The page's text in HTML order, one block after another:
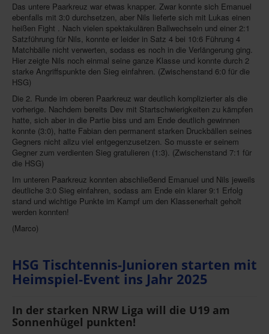
Das untere Paarkreuz war etwas knapper. Zwar konnte sich Emanuel
ebenfalls mit 3:0 durchsetzen, aber Nils lieferte sich mit Lukas einen
heißen Fight . Nach vielen spektakulären Ballwechseln und einer 2:1
Satzführung für Nils, konnte er leider in Satz 4 bei 10:6 Führung 4
Matchbälle nicht verwerten, sodass es noch in die Verlängerung ging.
Hier zeigte Nils noch einmal seine ganze Klasse und konnte durch 2
starke Angriffspunkte den Sieg einfahren. (Zwischenstand 6:0 für die
HSG)
Die 2. Runde im oberen Paarkreuz war deutlich komplizierter als die
vorherige. Nachdem bereits Dev mit Startschwierigkeiten zu kämpfen
hatte, sich aber in die Partie biss und am Ende deutlich gewinnen
konnte (3:0), hatte Fabian den permanent starken Druckbällen seines
Gegners nicht allzu viel entgegenzusetzen. So musste er seinem
Gegner zum verdienten Sieg gratulieren (1:3). (Zwischenstand 7:1 für
die HSG)
Im unteren Paarkreuz konnten abschließend Emanuel und Nils jeweils
deutliche 3:0 Sieg einfahren, sodass am Ende ein klarer 9:1 Erfolg
stand und wichtige Punkte im Kampf um den Klassenerhalt geholt
werden konnten!
(Marco)
HSG Tischtennis-Junioren starten mit
Heimspiel-Event ins Jahr 2025
In der starken NRW Liga will die U19 am
Sonnenhügel punkten!